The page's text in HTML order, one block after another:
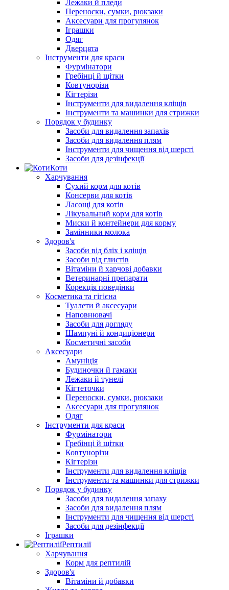
Лежаки й пледи
Переноски, сумки, рюкзаки
Аксесуари для прогулянок
Іграшки
Одяг
Дверцята
Інструменти для краси
Фурмінатори
Гребінці й щітки
Ковтунорізи
Кігтерізи
Інструменти для видалення кліщів
Інструменти та машинки для стрижки
Порядок у будинку
Засоби для видалення запахів
Засоби для видалення плям
Інструменти для чищення від шерсті
Засоби для дезінфекції
Коти
Харчування
Сухий корм для котів
Консерви для котів
Ласощі для котів
Лікувальний корм для котів
Миски й контейнери для корму
Замінники молока
Здоров'я
Засоби від бліх і кліщів
Засоби від глистів
Вітаміни й харчові добавки
Ветеринарні препарати
Корекція поведінки
Косметика та гігієна
Туалети й аксесуари
Наповнювачі
Засоби для догляду
Шампуні й кондиціонери
Косметичні засоби
Аксесуари
Амуніція
Будиночки й гамаки
Лежаки й тунелі
Кігтеточки
Переноски, сумки, рюкзаки
Аксесуари для прогулянок
Одяг
Інструменти для краси
Фурмінатори
Гребінці й щітки
Ковтунорізи
Кігтерізи
Інструменти для видалення кліщів
Інструменти та машинки для стрижки
Порядок у будинку
Засоби для видалення запаху
Засоби для видалення плям
Інструменти для чищення від шерсті
Засоби для дезінфекції
Іграшки
Рептилії
Харчування
Корм для рептилій
Здоров'я
Вітаміни й добавки